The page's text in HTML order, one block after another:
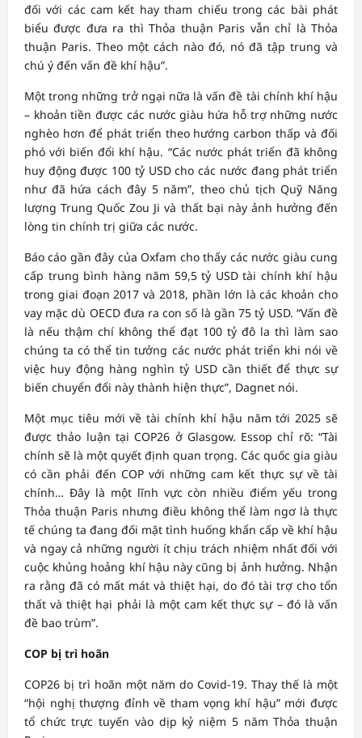
đối với các cam kết hay tham chiếu trong các bài phát
biểu được đưa ra thì Thỏa thuận Paris vẫn chỉ là Thỏa
thuận Paris. Theo một cách nào đó, nó đã tập trung và
chú ý đến vấn đề khí hậu”.
Một trong những trở ngại nữa là vấn đề tài chính khí hậu
– khoản tiền được các nước giàu hứa hỗ trợ những nước
nghèo hơn để phát triển theo hướng carbon thấp và đối
phó với biến đổi khí hậu. “Các nước phát triển đã không
huy động được 100 tỷ USD cho các nước đang phát triển
như đã hứa cách đây 5 năm”, theo chủ tịch Quỹ Năng
lượng Trung Quốc Zou Ji và thất bại này ảnh hưởng đến
lòng tin chính trị giữa các nước.
Báo cáo gần đây của Oxfam cho thấy các nước giàu cung
cấp trung bình hàng năm 59,5 tỷ USD tài chính khí hậu
trong giai đoạn 2017 và 2018, phần lớn là các khoản cho
vay mặc dù OECD đưa ra con số là gần 75 tỷ USD. “Vấn đề
là nếu thậm chí không thể đạt 100 tỷ đô la thì làm sao
chúng ta có thể tin tưởng các nước phát triển khi nói về
việc huy động hàng nghìn tỷ USD cần thiết để thực sự
biến chuyển đổi này thành hiện thực”, Dagnet nói.
Một mục tiêu mới về tài chính khí hậu năm tới 2025 sẽ
được thảo luận tại COP26 ở Glasgow. Essop chỉ rõ: “Tài
chính sẽ là một quyết định quan trọng. Các quốc gia giàu
có cần phải đến COP với những cam kết thực sự về tài
chính… Đây là một lĩnh vực còn nhiều điểm yếu trong
Thỏa thuận Paris nhưng điều không thể làm ngơ là thực
tế chúng ta đang đối mặt tình huống khẩn cấp về khí hậu
và ngay cả những người ít chịu trách nhiệm nhất đối với
cuộc khủng hoảng khí hậu này cũng bị ảnh hưởng. Nhận
ra rằng đã có mất mát và thiệt hại, do đó tài trợ cho tổn
thất và thiệt hại phải là một cam kết thực sự – đó là vấn
đề bao trùm”.
COP bị trì hoãn
COP26 bị trì hoãn một năm do Covid-19. Thay thế là một
“hội nghị thượng đỉnh về tham vọng khí hậu” mới được
tổ chức trực tuyến vào dịp kỷ niệm 5 năm Thỏa thuận